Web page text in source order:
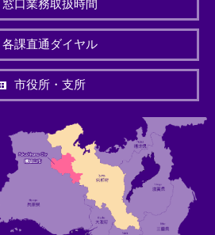
窓口業務取扱時間
各課直通ダイヤル
市役所・支所